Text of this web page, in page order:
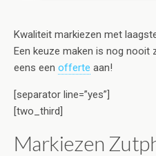
Kwaliteit markiezen met
Een keuze maken is nog nooit
eens een offerte aan!
[separator line=”yes”]
[two_third]
Markiezen